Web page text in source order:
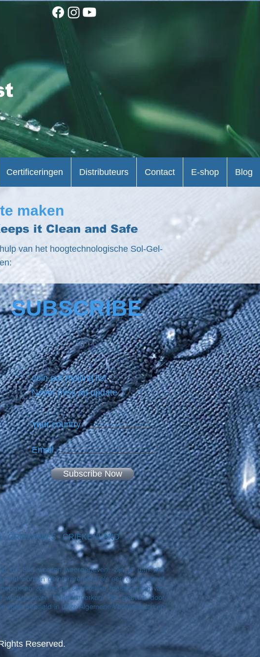
maken
it Clean and Safe
van het hoogtechnologische Sol-Gel-
Certificeringen Distributeurs Contact E-shop Blog
SUBSCRIBE
Join our mailing list
Never miss an update
Your country
Email
Subscribe Now
- GRIEKENIES - GRIEKENLAND
de Site worden weergegeven, zijn al dan niet
niet worden geïnterpreteerd als een expliciete of
zonder de schriftelijke toestemming van
Handelsmerken. Het gebruik door
zoals bepaald in deze Algemene Voorwaarden en
Reserved.